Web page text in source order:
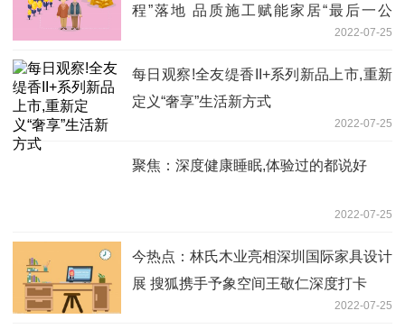
程”落地 品质施工赋能家居“最后一公
2022-07-25
每日观察!全友缇香II+系列新品上市,重新
定义“奢享”生活新方式
2022-07-25
聚焦：深度健康睡眠,体验过的都说好
2022-07-25
今热点：林氏木业亮相深圳国际家具设计
展 搜狐携手予象空间王敬仁深度打卡
2022-07-25